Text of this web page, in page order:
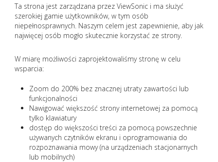
Ta strona jest zarządzana przez ViewSonic i ma służyć
szerokiej gamie użytkowników, w tym osób
niepełnosprawnych. Naszym celem jest zapewnienie, aby jak
najwięcej osób mogło skutecznie korzystać ze strony.
W miarę możliwości zaprojektowaliśmy stronę w celu
wsparcia:
Zoom do 200% bez znacznej utraty zawartości lub
funkcjonalności
Nawigować większość strony internetowej za pomocą
tylko klawiatury
dostęp do większości treści za pomocą powszechnie
używanych czytników ekranu i oprogramowania do
rozpoznawania mowy (na urządzeniach stacjonarnych
lub mobilnych)